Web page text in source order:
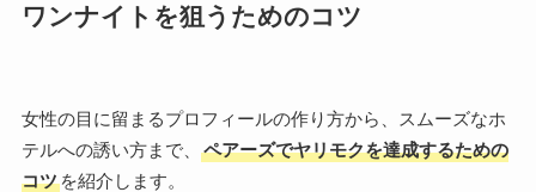
ワンナイトを狙うためのコツ
女性の目に留まるプロフィールの作り方から、スムーズなホ
テルへの誘い方まで、
ペアーズでヤリモクを達成するための
コツを紹介します。